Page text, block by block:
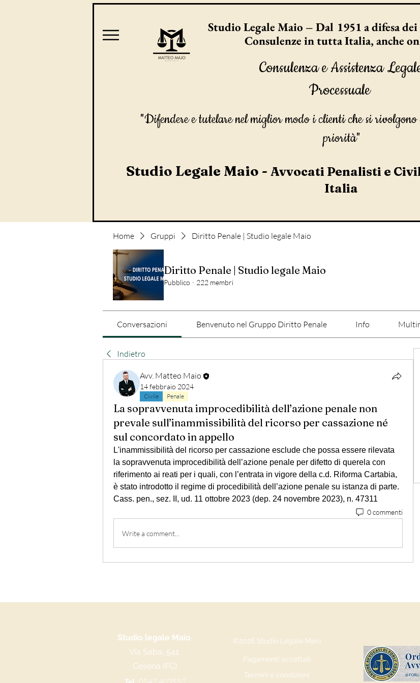
Studio Legale Maio – Dal 1951 a difesa
Consulenze in tutta Italia, anche
Consulenza e Assistenza
Processuale
"Difendere e tutelare nel miglior modo i clienti che si
priorità"
Studio Legale Maio - Avvocati Penalisti e
Italia
Home Gruppi Diritto Penale | Studio legale Maio
Diritto Penale | Studio legale Maio
Pubblico · 222 membri
Conversazioni Benvenuto nel Gruppo Diritto Penale Info
Indietro
Avv. Matteo Maio
14 febbraio 2024
Civile Penale
La sopravvenuta improcedibilità dell’azione penale non
prevale sull’inammissibilità del ricorso per cassazione né
sul concordato in appello
L'inammissibilità del ricorso per cassazione esclude che possa essere rilevata
la sopravvenuta improcedibilità dell’azione penale per difetto di querela con
riferimento ai reati per i quali, con l’entrata in vigore della c.d. Riforma Cartabia,
è stato introdotto il regime di procedibilità dell’azione penale su istanza di parte.
Cass. pen., sez. II, ud. 11 ottobre 2023 (dep. 24 novembre 2023), n. 47311
0 commenti
Write a comment...
Studio legale Maio
Via Saba, 541
Cesena (FC)
©2026 Studio Legale Maio
Pagamenti accettati
Termini e condizioni